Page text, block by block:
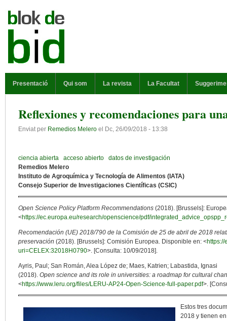
Presentació Qui som La revista La Facultat
Reflexiones y recomendaciones para
Enviat per Remedios Melero el Dc, 26/09/2018 - 13:38
ciencia abierta acceso abierto
datos de investigación
Remedios Melero
Instituto de Agroquímica y Tecnología de Alimentos (IATA)
Consejo Superior de Investigaciones Científicas (CSIC)
Open Science Policy Platform Recommendations (2018). [Brussels]:
<https://ec.europa.eu/research/openscience/pdf/
Recomendación (UE) 2018/790 de la Comisión de 25 de abril de 2018
preservación (2018). [Brussels]: Comisión Europea. Disponible en: <
uri=CELEX:32018H0790>. [Consulta: 10/09/2018].
Ayris, Paul; San Román, Alea López de; Maes, Katrien; Labastida, Ignasi
(2018). Open science and its role in universities: a roadmap for cultural
<https://www.leru.org/files/LERU-AP24-Open-Science-full-paper.pdf>.
Estos tres
2018 y tienen